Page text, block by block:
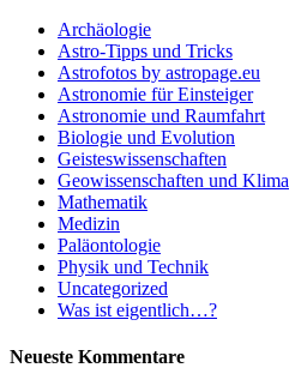
Archäologie
Astro-Tipps und Tricks
Astrofotos by astropage.eu
Astronomie für Einsteiger
Astronomie und Raumfahrt
Biologie und Evolution
Geisteswissenschaften
Geowissenschaften und Klima
Mathematik
Medizin
Paläontologie
Physik und Technik
Uncategorized
Was ist eigentlich…?
Neueste Kommentare